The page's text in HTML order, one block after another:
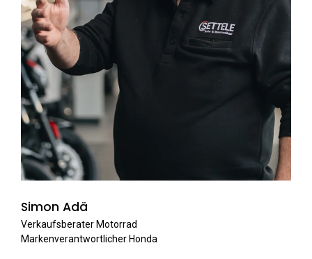
Simon Adä
Verkaufsberater Motorrad
Markenverantwortlicher Honda